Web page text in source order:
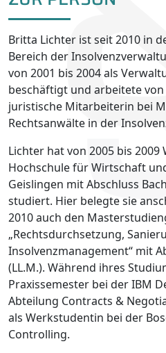
Britta Lichter ist seit 2010 in
Bereich der
von 2001 bis 2004 als
beschäftigt und arbeitete von
juristische Mitarbeiterin bei
Rechtsanwälte in der
Lichter hat von 2005 bis
Hochschule für Wirtschaft
Geislingen mit Abschluss
studiert. Hier belegte sie
2010 auch den
„Rechtsdurchsetzung,
Insolvenzmanagement“ mit
(LL.M.). Während ihres
Praxissemester bei der IBM
Abteilung Contracts &
als Werkstudentin bei der
Controlling.